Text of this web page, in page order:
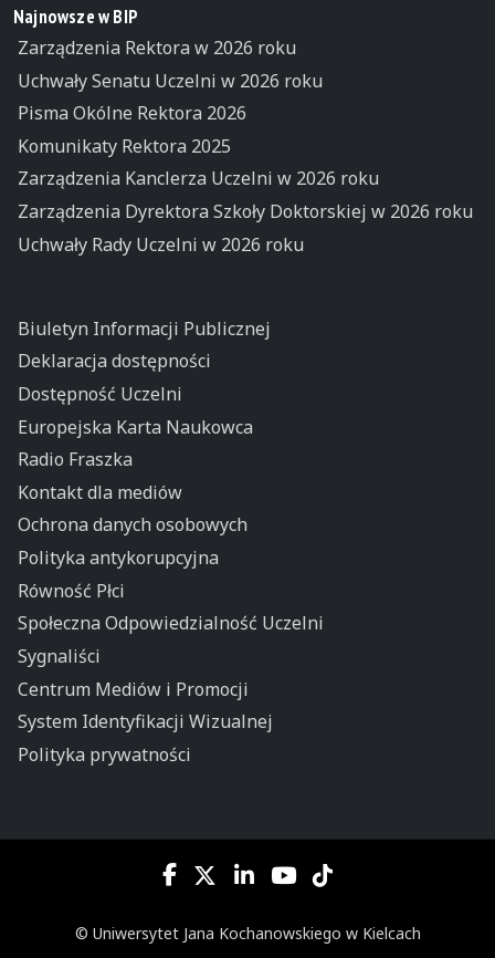
Najnowsze w BIP
Zarządzenia Rektora w 2026 roku
Uchwały Senatu Uczelni w 2026 roku
Pisma Okólne Rektora 2026
Komunikaty Rektora 2025
Zarządzenia Kanclerza Uczelni w 2026 roku
Zarządzenia Dyrektora Szkoły Doktorskiej w 2026 roku
Uchwały Rady Uczelni w 2026 roku
Biuletyn Informacji Publicznej
Deklaracja dostępności
Dostępność Uczelni
Europejska Karta Naukowca
Radio Fraszka
Kontakt dla mediów
Ochrona danych osobowych
Polityka antykorupcyjna
Równość Płci
Społeczna Odpowiedzialność Uczelni
Sygnaliści
Centrum Mediów i Promocji
System Identyfikacji Wizualnej
Polityka prywatności
© Uniwersytet Jana Kochanowskiego w Kielcach